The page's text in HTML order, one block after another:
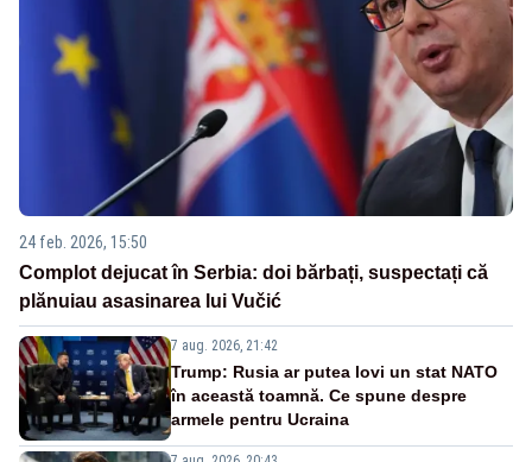
24 feb. 2026, 15:50
Complot dejucat în Serbia: doi bărbați, suspectați că
plănuiau asasinarea lui Vučić
7 aug. 2026, 21:42
Trump: Rusia ar putea lovi un stat NATO
în această toamnă. Ce spune despre
armele pentru Ucraina